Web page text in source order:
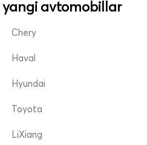
avtomobillar
Chery
Haval
Hyundai
Toyota
LiXiang